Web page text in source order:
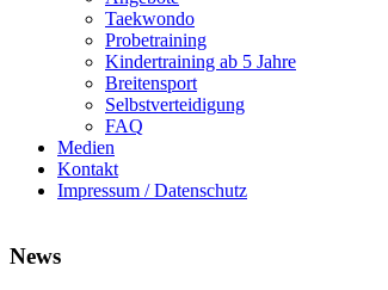
Taekwondo
Probetraining
Kindertraining ab 5 Jahre
Breitensport
Selbstverteidigung
FAQ
Medien
Kontakt
Impressum / Datenschutz
News